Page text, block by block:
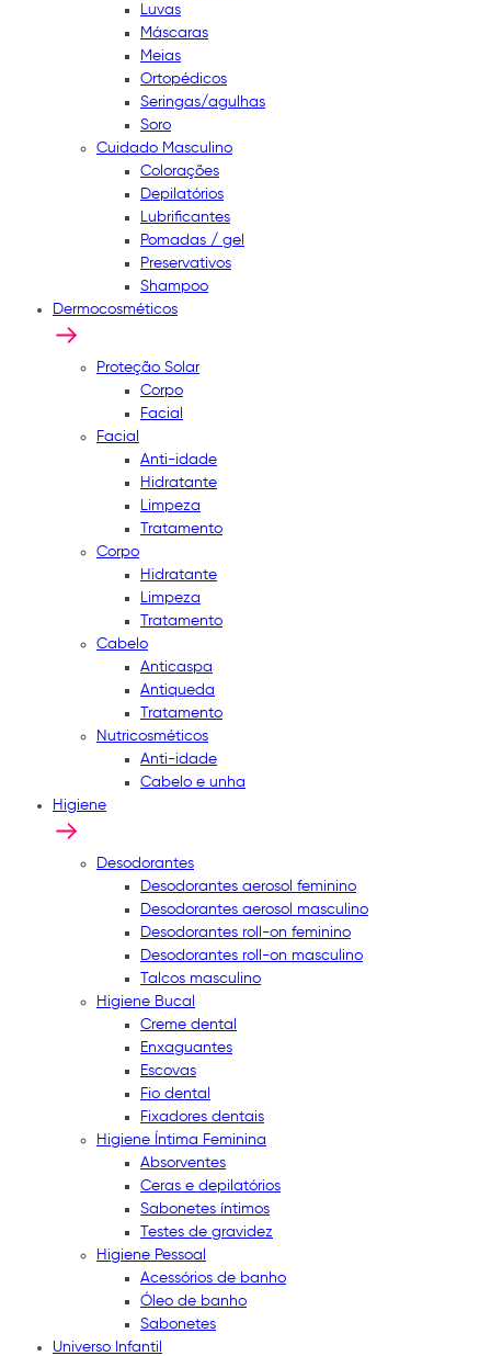
Luvas
Máscaras
Meias
Ortopédicos
Seringas/agulhas
Soro
Cuidado Masculino
Colorações
Depilatórios
Lubrificantes
Pomadas / gel
Preservativos
Shampoo
Dermocosméticos
Proteção Solar
Corpo
Facial
Facial
Anti-idade
Hidratante
Limpeza
Tratamento
Corpo
Hidratante
Limpeza
Tratamento
Cabelo
Anticaspa
Antiqueda
Tratamento
Nutricosméticos
Anti-idade
Cabelo e unha
Higiene
Desodorantes
Desodorantes aerosol feminino
Desodorantes aerosol masculino
Desodorantes roll-on feminino
Desodorantes roll-on masculino
Talcos masculino
Higiene Bucal
Creme dental
Enxaguantes
Escovas
Fio dental
Fixadores dentais
Higiene Íntima Feminina
Absorventes
Ceras e depilatórios
Sabonetes íntimos
Testes de gravidez
Higiene Pessoal
Acessórios de banho
Óleo de banho
Sabonetes
Universo Infantil